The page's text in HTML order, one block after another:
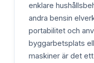
enklare
andra bensin
portabilitet och
byggarbetsplats
maskiner är det